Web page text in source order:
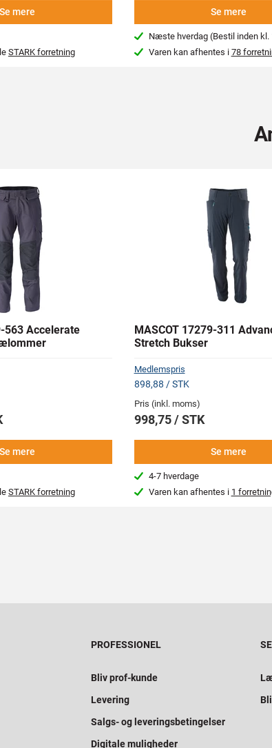
Se mere
STARK forretning
Se mere
Næste hverdag (Bestil inden kl.
Varen kan afhentes i 78
563 Accelerate
Se mere
STARK forretning
MASCOT 17279-311
Stretch Bukser
Medlemspris
898,88 / STK
Pris (inkl. moms)
998,75 / STK
Se mere
4-7 hverdage
Varen kan afhentes i 1
PROFESSIONEL
Bliv prof-kunde
Levering
Salgs- og leveringsbetingelser
Digitale muligheder